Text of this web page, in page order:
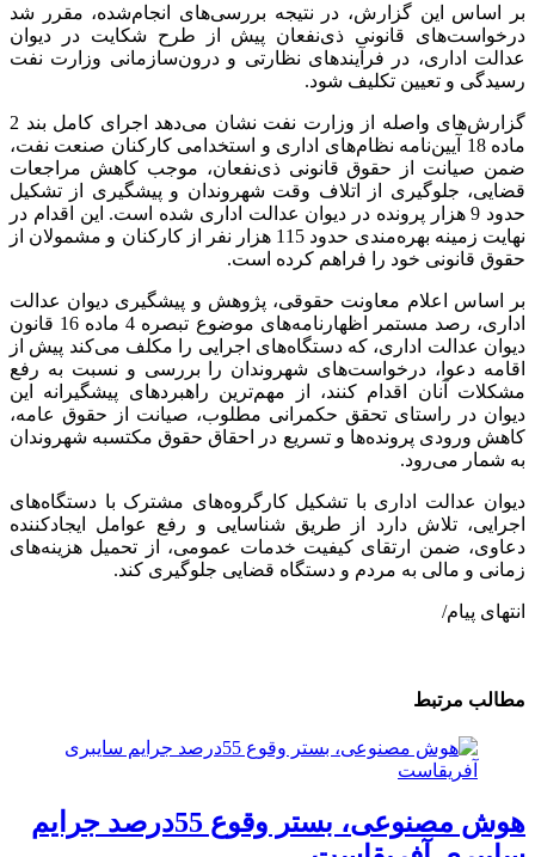
بر اساس این گزارش، در نتیجه بررسی‌های انجام‌شده، مقرر شد
درخواست‌های قانونی ذی‌نفعان پیش از طرح شکایت در دیوان
عدالت اداری، در فرآیند‌های نظارتی و درون‌سازمانی وزارت نفت
رسیدگی و تعیین تکلیف شود.
گزارش‌های واصله از وزارت نفت نشان می‌دهد اجرای کامل بند 2
ماده 18 آیین‌نامه نظام‌های اداری و استخدامی کارکنان صنعت نفت،
ضمن صیانت از حقوق قانونی ذی‌نفعان، موجب کاهش مراجعات
قضایی، جلوگیری از اتلاف وقت شهروندان و پیشگیری از تشکیل
حدود 9 هزار پرونده در دیوان عدالت اداری شده است. این اقدام در
نهایت زمینه بهره‌مندی حدود 115 هزار نفر از کارکنان و مشمولان از
حقوق قانونی خود را فراهم کرده است.
بر اساس اعلام معاونت حقوقی، پژوهش و پیشگیری دیوان عدالت
اداری، رصد مستمر اظهارنامه‌های موضوع تبصره 4 ماده 16 قانون
دیوان عدالت اداری، که دستگاه‌های اجرایی را مکلف می‌کند پیش از
اقامه دعوا، درخواست‌های شهروندان را بررسی و نسبت به رفع
مشکلات آنان اقدام کنند، از مهم‌ترین راهبرد‌های پیشگیرانه این
دیوان در راستای تحقق حکمرانی مطلوب، صیانت از حقوق عامه،
کاهش ورودی پرونده‌ها و تسریع در احقاق حقوق مکتسبه شهروندان
به شمار می‌رود.
دیوان عدالت اداری با تشکیل کارگروه‌های مشترک با دستگاه‌های
اجرایی، تلاش دارد از طریق شناسایی و رفع عوامل ایجادکننده
دعاوی، ضمن ارتقای کیفیت خدمات عمومی، از تحمیل هزینه‌های
زمانی و مالی به مردم و دستگاه قضایی جلوگیری کند.
انتهای پیام/
مطالب مرتبط
هوش مصنوعی، بستر وقوع 55درصد جرایم